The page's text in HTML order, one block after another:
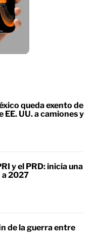
queda exento de
EE. UU. a camiones y
y el PRD: inicia una
a 2027
de la guerra entre